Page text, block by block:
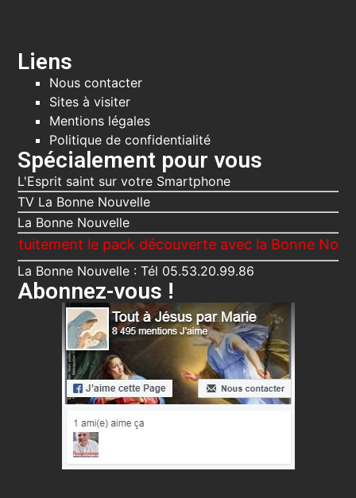
Liens
Nous contacter
Sites à visiter
Mentions légales
Politique de confidentialité
Spécialement pour vous
L'Esprit saint sur votre Smartphone
TV La Bonne Nouvelle
La Bonne Nouvelle
le pack découverte avec la Bonne Nouvelle,
La Bonne Nouvelle : Tél 05.53.20.99.86
Abonnez-vous !